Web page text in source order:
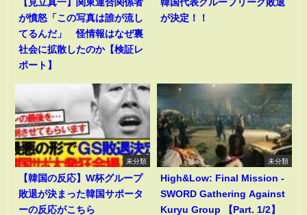
【見立真一】関東連合関係者
が憤怒「この写真は誰が流し
てるんだ」 怪情報はなぜ裏
社会に拡散したのか【検証レ
ポート】
韓国代表グループリーグ敗退
が決定！！
未分類
【韓国の反応】W杯グループ
敗退が決まった韓国サポータ
ーの反応がこちら
未分類
High&Low: Final Mission -
SWORD Gathering Against
Kuryu Group 【Part. 1/2】